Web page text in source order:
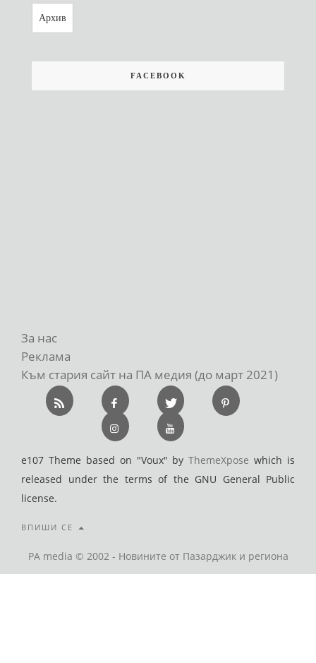
Архив
FACEBOOK
За нас
Реклама
Към стария сайт на ПА медия (до март 2021)
e107 Theme based on "Voux" byThemeXpose which is
released under the terms of the GNU General Public
license.
ВПИШИ СЕ
PA media © 2002 - Новините от Пазарджик и региона